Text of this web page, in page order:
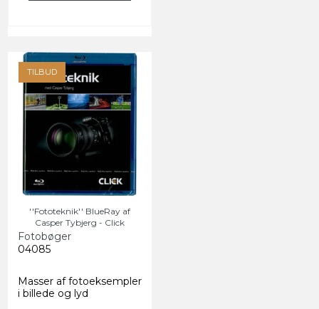
TILBUD
''Fototeknik'' BlueRay af
Casper Tybjerg - Click
Fotobøger
04085
Masser af fotoeksempler
i billede og lyd